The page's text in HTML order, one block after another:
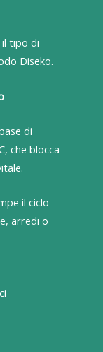
tipo di
Diseko.
di
che blocca
il ciclo
arredi o